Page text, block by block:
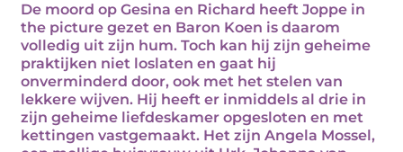
De moord op Gesina en Richard heeft Joppe in
the picture gezet en Baron Koen is daarom
volledig uit zijn hum. Toch kan hij zijn geheime
praktijken niet loslaten en gaat hij
onverminderd door, ook met het stelen van
lekkere wijven. Hij heeft er inmiddels al drie in
zijn geheime liefdeskamer opgesloten en met
kettingen vastgemaakt. Het zijn Angela Mossel,